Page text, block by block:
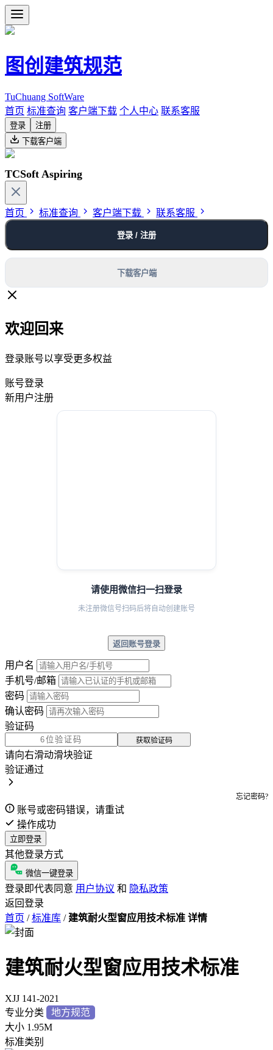
图创建筑规范
TuChuang SoftWare
首页 标准查询 客户端下载 个人中心 联系客服
登录
注册
下载客户端
TCSoft Aspiring
首页 标准查询 客户端下载 联系客服
登录 / 注册
下载客户端
欢迎回来
登录账号以享受更多权益
账号登录
新用户注册
请使用微信扫一扫登录
未注册微信号扫码后将自动创建账号
返回账号登录
用户名
手机号/邮箱
密码
确认密码
验证码
获取验证码
请向右滑动滑块验证
验证通过
忘记密码?
账号或密码错误，请重试
操作成功
立即登录
其他登录方式
微信一键登录
登录即代表同意 用户协议 和 隐私政策
返回登录
首页 / 标准库 / 建筑耐火型窗应用技术标准 详情
建筑耐火型窗应用技术标准
XJJ 141-2021
专业分类
地方规范
大小 1.95M
标准类别